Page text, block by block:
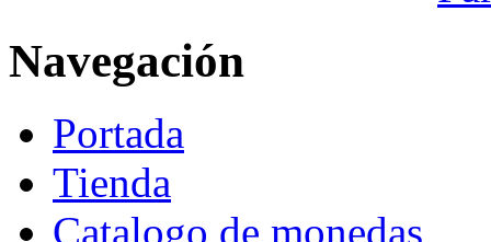
Navegación
Portada
Tienda
Catalogo de monedas